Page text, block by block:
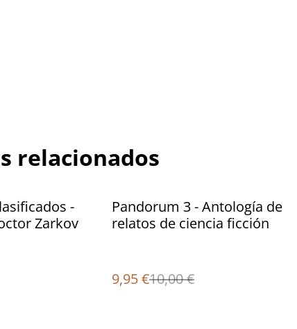
relacionados
-
Zarkov
%
Pandorum 3 - Antología de
relatos de ciencia ficción
9,95 €10,00 €